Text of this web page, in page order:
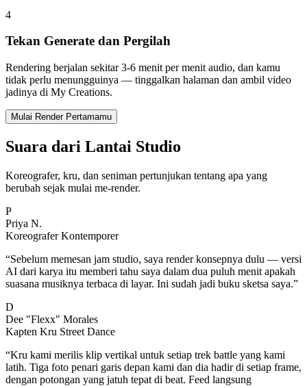
4
Tekan Generate dan Pergilah
Rendering berjalan sekitar 3-6 menit per menit audio, dan kamu
tidak perlu menungguinya — tinggalkan halaman dan ambil video
jadinya di My Creations.
Mulai Render Pertamamu
Suara dari Lantai Studio
Koreografer, kru, dan seniman pertunjukan tentang apa yang
berubah sejak mulai me-render.
P
Priya N.
Koreografer Kontemporer
“Sebelum memesan jam studio, saya render konsepnya dulu — versi
AI dari karya itu memberi tahu saya dalam dua puluh menit apakah
suasana musiknya terbaca di layar. Ini sudah jadi buku sketsa saya.”
D
Dee "Flexx" Morales
Kapten Kru Street Dance
“Kru kami merilis klip vertikal untuk setiap trek battle yang kami
latih. Tiga foto penari garis depan kami dan dia hadir di setiap frame,
dengan potongan yang jatuh tepat di beat. Feed langsung